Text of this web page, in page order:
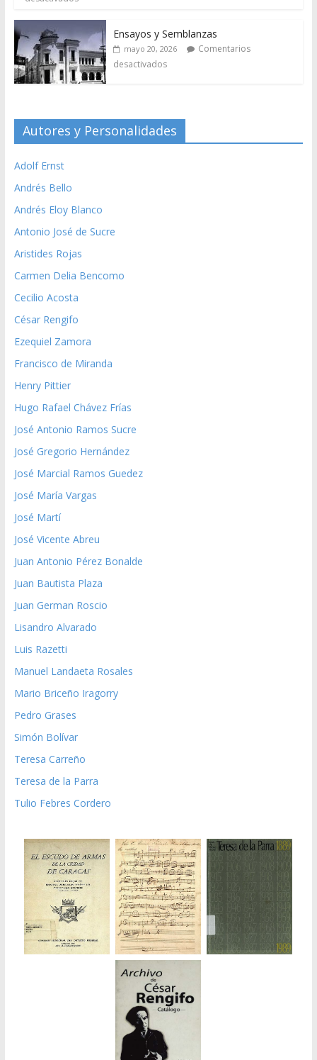
Ensayos y Semblanzas
mayo 20, 2026
Comentarios
desactivados
Autores y Personalidades
Adolf Ernst
Andrés Bello
Andrés Eloy Blanco
Antonio José de Sucre
Aristides Rojas
Carmen Delia Bencomo
Cecilio Acosta
César Rengifo
Ezequiel Zamora
Francisco de Miranda
Henry Pittier
Hugo Rafael Chávez Frías
José Antonio Ramos Sucre
José Gregorio Hernández
José Marcial Ramos Guedez
José María Vargas
José Martí
José Vicente Abreu
Juan Antonio Pérez Bonalde
Juan Bautista Plaza
Juan German Roscio
Lisandro Alvarado
Luis Razetti
Manuel Landaeta Rosales
Mario Briceño Iragorry
Pedro Grases
Simón Bolívar
Teresa Carreño
Teresa de la Parra
Tulio Febres Cordero